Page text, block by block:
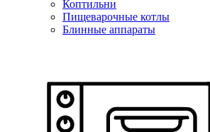
Коптильни
Пищеварочные котлы
Блинные аппараты